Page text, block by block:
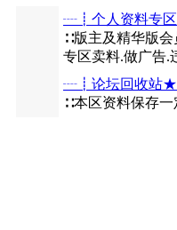
┈┋个人资料专
∷版主及精华版
专区卖料.做广告.
┈┋论坛回收
∷本区资料保存